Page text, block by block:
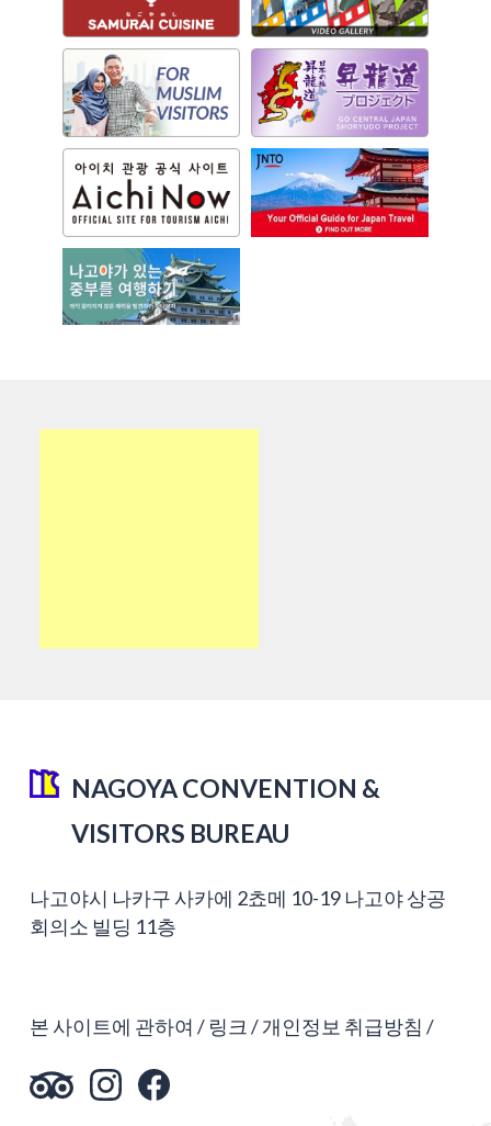
NAGOYA CONVENTION &
VISITORS BUREAU
나고야시 나카구 사카에 2쵸메 10-19 나고야 상공
회의소 빌딩 11층
본 사이트에 관하여 링크 개인정보 취급방침